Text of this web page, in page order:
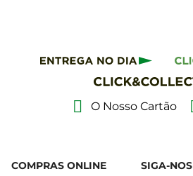
O Nosso Cartão
COMPRAS ONLINE SIGA-NOS